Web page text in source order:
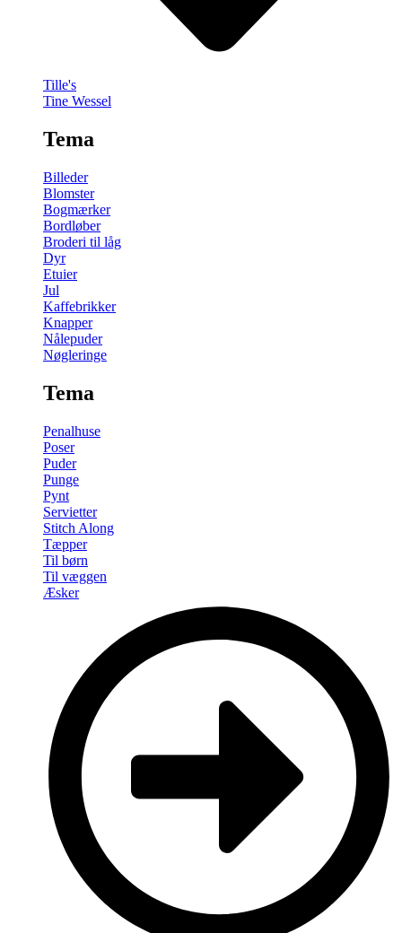
Tille's
Tine Wessel
Tema
Billeder
Blomster
Bogmærker
Bordløber
Broderi til låg
Dyr
Etuier
Jul
Kaffebrikker
Knapper
Nålepuder
Nøgleringe
Tema
Penalhuse
Poser
Puder
Punge
Pynt
Servietter
Stitch Along
Tæpper
Til børn
Til væggen
Æsker